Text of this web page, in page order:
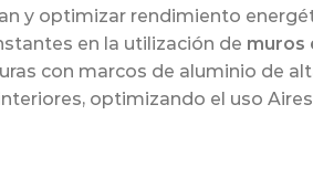
y optimizar rendimiento
en la utilización de muros
con marcos de aluminio de
optimizando el uso